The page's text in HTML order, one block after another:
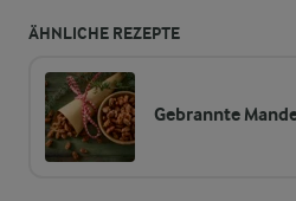
ÄHNLICHE REZEPTE
Gebrannte